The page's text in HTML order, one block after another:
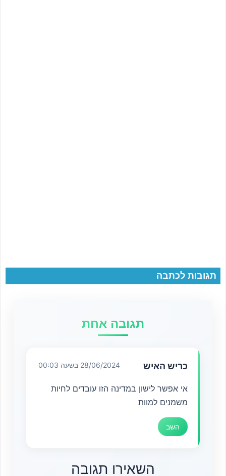
תגובות לכתבה
תגובה אחת
כריש האיש 28/06/2024 בשעה 00:03
אי אפשר לישון במדינה הזו עובדים לחיות
משמנים למוות
השב
השאירו תגובה